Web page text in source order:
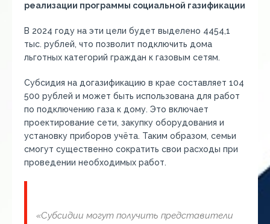
реализации программы социальной газификации
В 2024 году на эти цели будет выделено 4454,1
тыс. рублей, что позволит подключить дома
льготных категорий граждан к газовым сетям.
Субсидия на догазификацию в крае составляет 104
500 рублей и может быть использована для работ
по подключению газа к дому. Это включает
проектирование сети, закупку оборудования и
установку приборов учёта. Таким образом, семьи
смогут существенно сократить свои расходы при
проведении необходимых работ.
«Субсидии могут получить представители